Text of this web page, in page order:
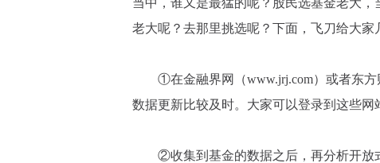
当中，谁又是最猛的呢？股民选基金老大
老大呢？去那里挑选呢？下面，飞刀给大家
①在金融界网（www.jrj.com）或者东方
数据更新比较及时。大家可以登录到这些网
②收集到基金的数据之后，再分析开放式